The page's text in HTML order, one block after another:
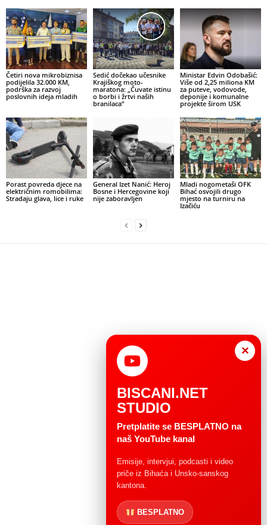
Četiri nova mikrobiznisa
podijelila 32.000 KM,
podrška za razvoj
poslovnih ideja mladih
Sedić dočekao učesnike
Krajiškog moto-
maratona: „Čuvate istinu
o borbi i žrtvi naših
branilaca“
Ministar Edvin Odobašić:
Više od 2,25 miliona KM
za puteve, vodovode,
deponije i komunalne
projekte širom USK
Porast povreda djece na
električnim romobilima:
Stradaju glava, lice i ruke
General Izet Nanić: Heroj
Bosne i Hercegovine koji
nije zaboravljen
Mladi nogometaši OFK
Bihać osvojili drugo
mjesto na turniru na
Izačiću
×
BISCANI.NET
STUDIO
Pretplatite se BESPLATNO na
naš YouTube kanal
Emisije, intervjui, podcasti i video
priče iz Bihaća i Unsko-sanskog
kantona.
BESPLATNO